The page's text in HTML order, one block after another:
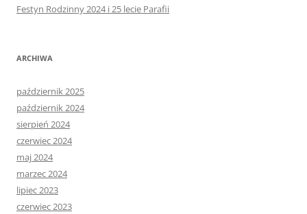
Festyn Rodzinny 2024 i 25 lecie Parafii
ARCHIWA
październik 2025
październik 2024
sierpień 2024
czerwiec 2024
maj 2024
marzec 2024
lipiec 2023
czerwiec 2023